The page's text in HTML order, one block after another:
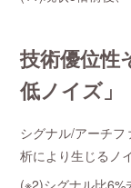
技術優位性
低ノイズ」
シグナル/アーチ
析により生じるノ